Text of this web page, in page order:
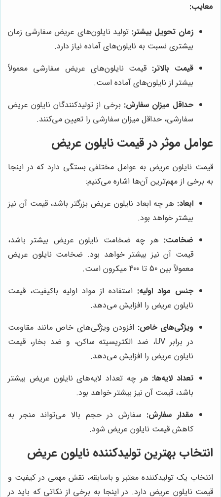
معایب:
زمان تحویل بیشتر: تولید نایلون‌های عریض سفارشی زمان
بیشتری نسبت به نایلون‌های آماده نیاز دارد.
قیمت بالاتر: قیمت نایلون‌های عریض سفارشی معمولاً
بیشتر از نایلون‌های آماده است.
حداقل میزان سفارش: برخی از تولیدکنندگان نایلون عریض
سفارشی، حداقل میزان سفارشی را تعیین می‌کنند.
عوامل موثر در قیمت نایلون عریض
قیمت نایلون عریض به عوامل مختلفی بستگی دارد که در اینجا
به برخی از مهم‌ترین آن‌ها اشاره می‌کنیم:
ابعاد: هر چه ابعاد نایلون عریض بزرگتر باشد، قیمت آن نیز
بیشتر خواهد بود.
ضخامت: هر چه ضخامت نایلون عریض بیشتر باشد،
قیمت آن نیز بیشتر خواهد بود. ضخامت نایلون عریض
معمولاً بین 50 تا 400 میکرون است.
جنس مواد اولیه: استفاده از مواد اولیه باکیفیت، قیمت
نایلون عریض را افزایش می‌دهد.
ویژگی‌های خاص: افزودن ویژگی‌های خاص مانند مقاومت
در برابر UV، ضد الکتریسیته ساکن، و ضد بخار، قیمت
نایلون عریض را افزایش می‌دهد.
تعداد لایه‌ها: هر چه تعداد لایه‌های نایلون عریض بیشتر
باشد، قیمت آن نیز بیشتر خواهد بود.
مقدار سفارش: سفارش در حجم بالا می‌تواند منجر به
کاهش قیمت نایلون عریض شود.
انتخاب بهترین تولیدکننده نایلون عریض
انتخاب یک تولیدکننده معتبر و باسابقه، نقش مهمی در کیفیت و
قیمت نایلون عریض دارد. در اینجا به برخی از نکاتی که باید در